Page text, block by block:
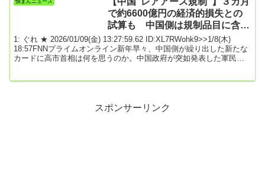
した可能性があり、警察などが爆発との関連を調べています。LPガ
で約6600億円の経済的損失との
試算も 中国側は規制品目に含ま
れるか明言せず ★2
1: ぐれ ★ 2026/01/09(金) 13:27:59.62 ID:XL7RWohk9>>1/8(木)
18:57FNNプライムオンライン新年早々、中国側が繰り出した新たな
カードに高市首相は何を思うのか。中国政府が突如発表した軍民両
スポンサーリンク